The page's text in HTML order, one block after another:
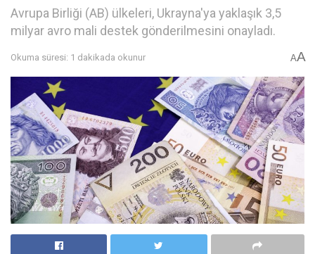
Avrupa Birliği (AB) ülkeleri, Ukrayna'ya yaklaşık 3,5
milyar avro mali destek gönderilmesini onayladı.
Okuma süresi: 1 dakikada okunur AA